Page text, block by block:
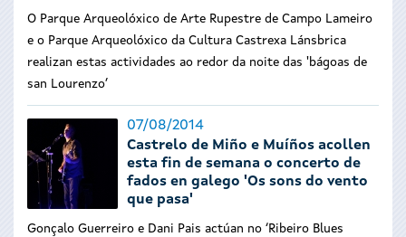
O Parque Arqueolóxico de Arte Rupestre de Campo Lameiro
e o Parque Arqueolóxico da Cultura Castrexa Lánsbrica
realizan estas actividades ao redor da noite das 'bágoas de
san Lourenzo’
07/08/2014
Castrelo de Miño e Muíños acollen
esta fin de semana o concerto de
fados en galego 'Os sons do vento
que pasa'
Gonçalo Guerreiro e Dani Pais actúan no ‘Ribeiro Blues